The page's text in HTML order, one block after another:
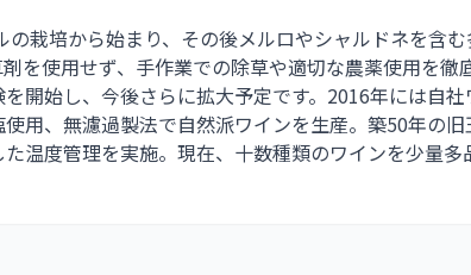
栽培から始まり、その後メルロやシャルドネを含
を使用せず、手作業での除草や適切な農薬使用を徹
開始し、今後さらに拡大予定です。2016年には自社
用、無濾過製法で自然派ワインを生産。築50年の
温度管理を実施。現在、十数種類のワインを少量多